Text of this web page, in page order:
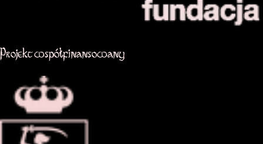
Projekt współfinansowany